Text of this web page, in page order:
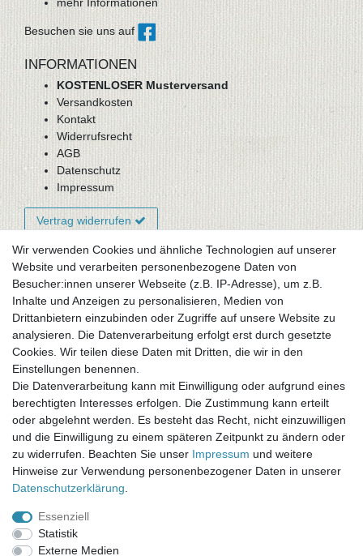
Besuchen sie uns auf
INFORMATIONEN
KOSTENLOSER Musterversand
Versandkosten
Kontakt
Widerrufsrecht
AGB
Datenschutz
Impressum
Vertrag widerrufen
Newsletter-Anmeldung
FAQ / Fragen
Mein Warenkorb
Mein Merkzettel
Mein Konto
UNSER LADENGESCHÄFT
Gottlieb-Daimler-Str. 10
33334 Gütersloh
ÖFFNUNGSZEITEN
Montag - Dienstag: 8.00 - 18.00 Uhr, Mittwoch Ruhetag,
Donnerstag: 8.00 - 18.00 Uhr, Freitag 8.00 - 14.00 Uhr
KUNDENSERVICE
Telefon: (05241) 403 22 38
Wir verwenden Cookies und ähnliche Technologien auf unserer
Website und verarbeiten personenbezogene Daten von
Besucher:innen unserer Webseite (z.B. IP-Adresse), um z.B.
Inhalte und Anzeigen zu personalisieren, Medien von
Drittanbietern einzubinden oder Zugriffe auf unsere Website zu
analysieren. Die Datenverarbeitung erfolgt erst durch gesetzte
Cookies. Wir teilen diese Daten mit Dritten, die wir in den
Einstellungen benennen.
Die Datenverarbeitung kann mit Einwilligung oder aufgrund eines
berechtigten Interesses erfolgen. Die Zustimmung kann erteilt
oder abgelehnt werden. Es besteht das Recht, nicht einzuwilligen
und die Einwilligung zu einem späteren Zeitpunkt zu ändern oder
zu widerrufen. Beachten Sie unser Impressum und weitere
Hinweise zur Verwendung personenbezogener Daten in unserer
Daten­schutz­erklärung
Essenziell
Statistik
Externe Medien